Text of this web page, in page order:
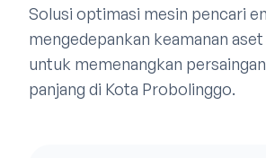
Solusi optimasi mesin pencari
mengedepankan keamanan
untuk memenangkan
panjang di Kota Probolinggo.